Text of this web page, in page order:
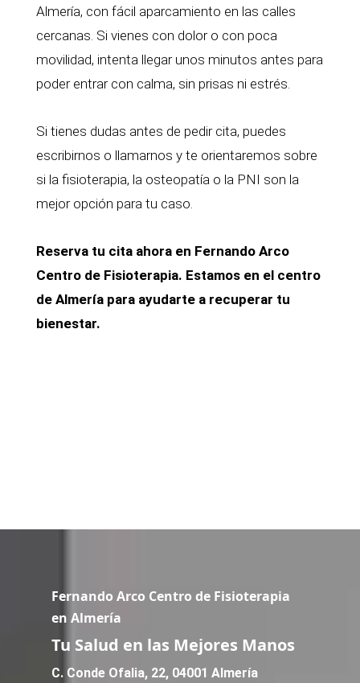
Almería, con fácil aparcamiento en las calles
cercanas. Si vienes con dolor o con poca
movilidad, intenta llegar unos minutos antes para
poder entrar con calma, sin prisas ni estrés.
Si tienes dudas antes de pedir cita, puedes
escribirnos o llamarnos y te orientaremos sobre
si la fisioterapia, la osteopatía o la PNI son la
mejor opción para tu caso.
Reserva tu cita ahora en Fernando Arco
Centro de Fisioterapia. Estamos en el centro
de Almería para ayudarte a recuperar tu
bienestar.
Fernando Arco Centro de Fisioterapia
en Almería
Tu Salud en las Mejores Manos
C. Conde Ofalia, 22, 04001 Almería